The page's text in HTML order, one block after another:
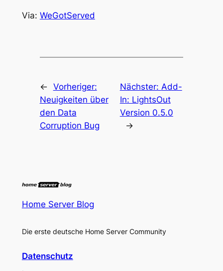
Via: WeGotServed
← Vorheriger:
Neuigkeiten über
den Data
Corruption Bug
Nächster: Add-
In: LightsOut
Version 0.5.0
→
Home Server Blog
Die erste deutsche Home Server Community
Datenschutz